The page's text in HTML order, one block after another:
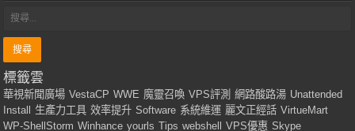
標籤雲
華視新聞廣場 VestaCP WWE 魔靈召喚 VPS評測 網路酸路湯 Unattended
Install
生產力工具 效率提升 Software 系統維運 麗文正經話 VirtueMart
WP-ShellStorm Winhance yourls Tips webshell VPS優惠 Skype